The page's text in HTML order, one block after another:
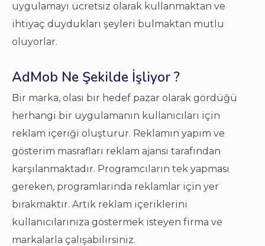
uygulamayı ücretsiz olarak kullanmaktan ve
ihtiyaç duydukları şeyleri bulmaktan mutlu
oluyorlar.
AdMob Ne Şekilde İşliyor ?
Bir marka, olası bir hedef pazar olarak gördüğü
herhangi bir uygulamanın kullanıcıları için
reklam içeriği oluşturur. Reklamın yapım ve
gösterim masrafları reklam ajansı tarafından
karşılanmaktadır. Programcıların tek yapması
gereken, programlarında reklamlar için yer
bırakmaktır. Artık reklam içeriklerini
kullanıcılarınıza göstermek isteyen firma ve
markalarla çalışabilirsiniz.